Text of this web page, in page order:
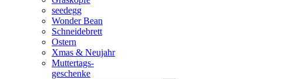
seedegg
Wonder Bean
Schneidebrett
Ostern
Xmas & Neujahr
Muttertags-
geschenke